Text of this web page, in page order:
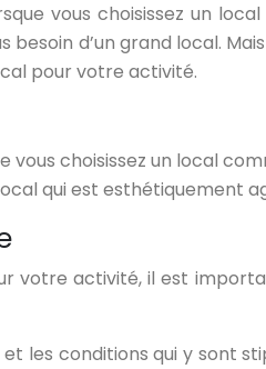
vous choisissez un
d’un grand local.
pour votre activité.
choisissez un local
qui est esthétiquement
votre activité, il est
les conditions qui y sont